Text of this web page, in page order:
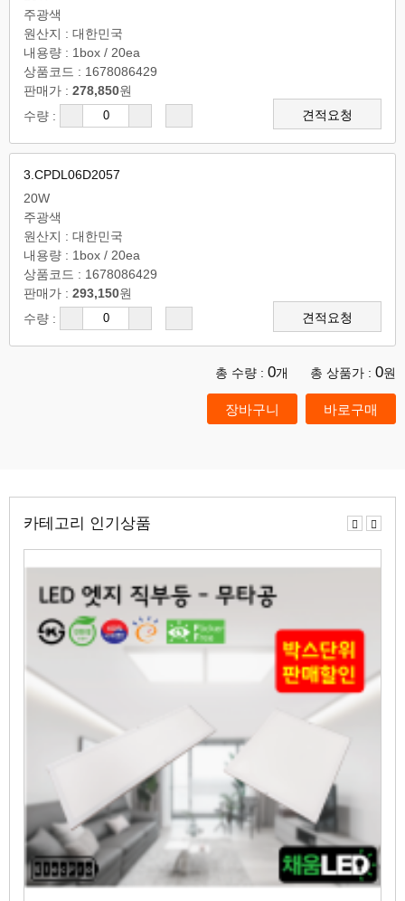
주광색
원산지 : 대한민국
내용량 : 1box / 20ea
상품코드 : 1678086429
판매가 : 278,850원
수량 :
견적요청
3.CPDL06D2057
20W
주광색
원산지 : 대한민국
내용량 : 1box / 20ea
상품코드 : 1678086429
판매가 : 293,150원
수량 :
견적요청
총 수량 : 0개 총 상품가 : 0원
카테고리 인기상품
이
다